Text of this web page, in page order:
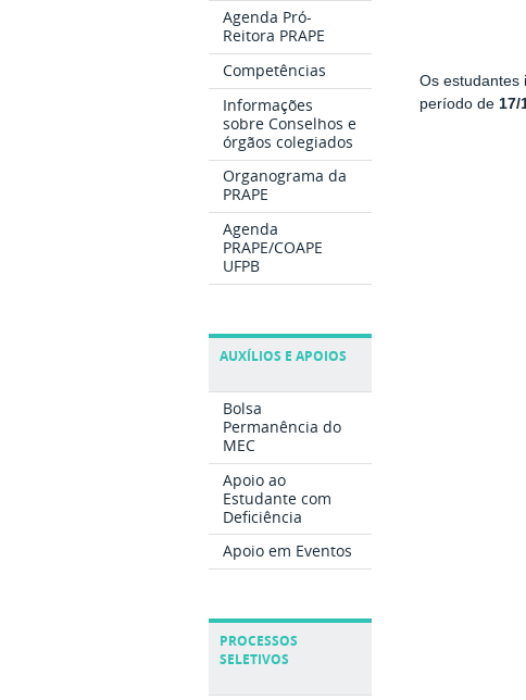
Agenda Pró-
Reitora PRAPE
Competências
Informações
sobre Conselhos e
órgãos colegiados
Organograma da
PRAPE
Agenda
PRAPE/COAPE
UFPB
AUXÍLIOS E APOIOS
Bolsa
Permanência do
MEC
Apoio ao
Estudante com
Deficiência
Apoio em Eventos
PROCESSOS
SELETIVOS
Os estudantes
período de 17/